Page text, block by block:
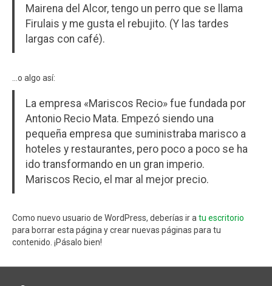
Mairena del Alcor, tengo un perro que se llama
Firulais y me gusta el rebujito. (Y las tardes
largas con café).
…o algo así:
La empresa «Mariscos Recio» fue fundada por
Antonio Recio Mata. Empezó siendo una
pequeña empresa que suministraba marisco a
hoteles y restaurantes, pero poco a poco se ha
ido transformando en un gran imperio.
Mariscos Recio, el mar al mejor precio.
Como nuevo usuario de WordPress, deberías ir atu escritorio
para borrar esta página y crear nuevas páginas para tu
contenido. ¡Pásalo bien!